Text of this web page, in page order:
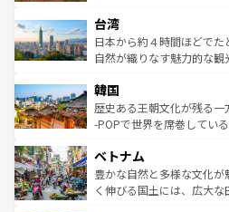
ならではの贅沢な旅のスタイルだ。 なお、新
情報はコンテンツ一覧を参
れるおもてなしの心で訪れ
人々、おいしいローカル
ク、伝統的なフラダンス
ワイを、存分に味わってほしい。 なお、新着の
はコンテンツ一覧を参照し
リアリーフや大陸中央部に
ク）、タスマニアの美し
ど、見どころがたくさん
いる。アクティビティも充
ビング、ハイキングなど
い。オーストラリアの多
参照してほしい。
台湾
日本から約４時間ほどで
自然が織りなす魅力的な
ン）、静ひつな山岳地帯で
と山間の静けさが共存し
驚きをもたらしてくれる
容にもいいと評判のスイー
が味わえる。 なお、
照してほしい。
韓国
歴史ある王朝文化が残る
-POPで世界を席巻してい
き、地方に足を延ばせば四
できる。そして、キムチ
まで、さまざまな韓国料
ベトナム
豊かな自然と多様な文化
く伸びる国土には、広大